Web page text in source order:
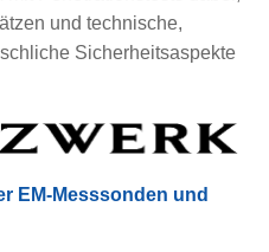
und technische,
Sicherheitsaspekte
EM-Messsonden und